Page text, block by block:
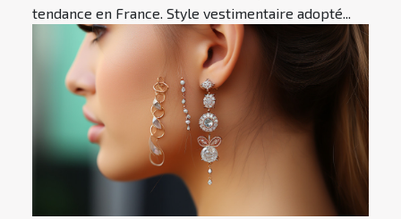
tendance en France. Style vestimentaire adopté...